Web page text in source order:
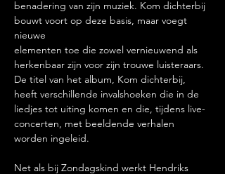
benadering van zijn muziek. Kom dichterbij
bouwt voort op deze basis, maar voegt
nieuwe
elementen toe die zowel vernieuwend als
herkenbaar zijn voor zijn trouwe luisteraars.
De titel van het album, Kom dichterbij,
heeft verschillende invalshoeken die in de
liedjes tot uiting komen en die, tijdens live-
concerten, met beeldende verhalen
worden ingeleid.
Net als bij Zondagskind werkt Hendriks